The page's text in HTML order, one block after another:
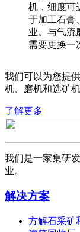
机，细度可
于加工石膏
业。与气流
需要更换一
我们可以为您提
机、磨机和选矿
了解更多
我们是一家集研
业。
解决方案
方解石采矿